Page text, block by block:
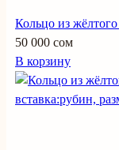
Кольцо из
50 000 сом
В корзину